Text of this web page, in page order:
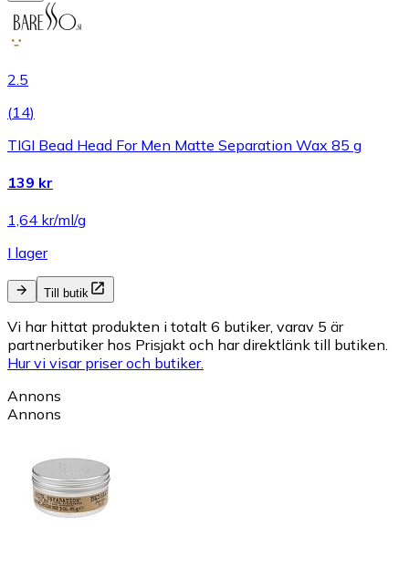
2.5
(14)
TIGI Bead Head For Men Matte Separation Wax 85 g
139 kr
1,64 kr/ml/g
I lager
Till butik
Vi har hittat produkten i totalt 6 butiker, varav 5 är
partnerbutiker hos Prisjakt och har direktlänk till butiken.
Hur vi visar priser och butiker.
Annons
Annons